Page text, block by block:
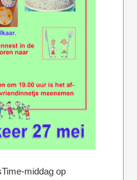
middag op